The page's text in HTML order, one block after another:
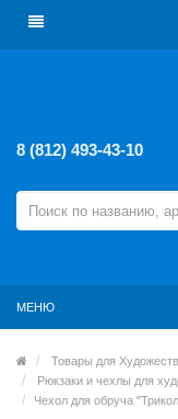
8 (812) 493-43-10
МЕНЮ
Товары для
Рюкзаки и чехлы для
Чехол для обруча